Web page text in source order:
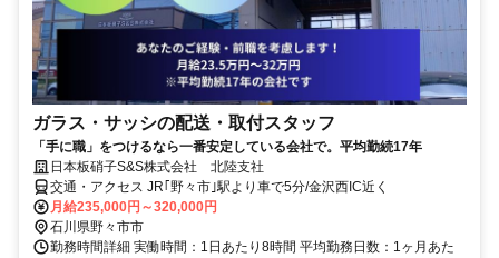
ガラス・サッシの配送・取付スタッフ
「手に職」をつけるなら一番安定している会社で。平均勤続17年
日本板硝子S&S株式会社 北陸支社
交通・アクセス JR｢野々市｣駅より車で5分/金沢西IC近く
月給235,000円～320,000円
石川県野々市市
勤務時間詳細 実働時間：1日あたり8時間 平均勤務日数：1ヶ月あた